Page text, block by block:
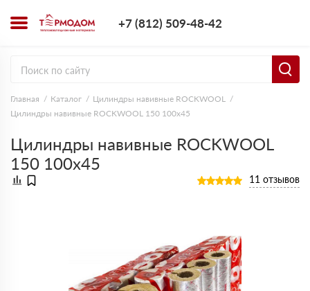
+7 (812) 509-48-42
Главная Каталог
Цилиндры навивные ROCKWOOL
Цилиндры навивные ROCKWOOL 150 100х45
Цилиндры навивные ROCKWOOL
150 100х45
11 отзывов